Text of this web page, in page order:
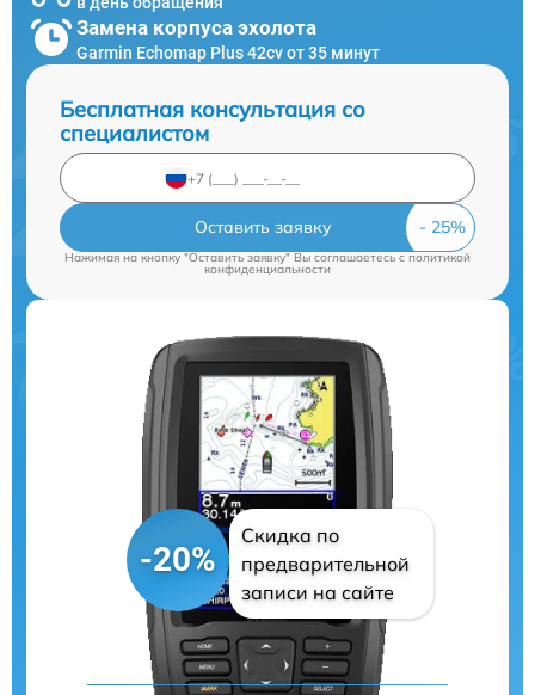
Замена корпуса эхолота
Garmin Echomap Plus 42cv от 35 минут
Бесплатная консультация со
специалистом
Оставить заявку
Нажимая на кнопку "Оставить заявку" Вы соглашаетесь cполитикой
конфиденциальности
-20%
Скидка по
предварительной
записи на сайте